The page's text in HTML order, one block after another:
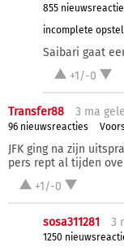
855
incomplete
Saibari gaat
+1/-0
Transfer88 3 ma
96 nieuwsreacties
JFK ging na zijn
pers rept al tijden
+1/-0
sosa311281 3
1250